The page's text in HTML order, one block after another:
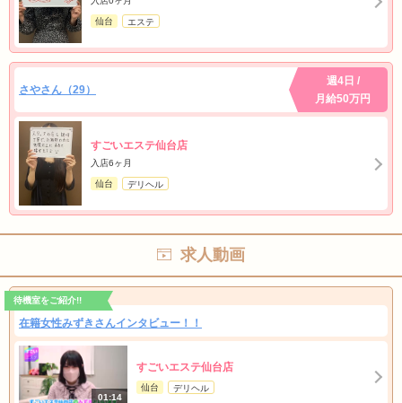
仙台 エステ
さやさん（29）
週4日 /
月給50万円
すごいエステ仙台店
入店6ヶ月
仙台 デリヘル
求人動画
待機室をご紹介!!
在籍女性みずきさんインタビュー！！
01:14
すごいエステ仙台店
仙台 デリヘル